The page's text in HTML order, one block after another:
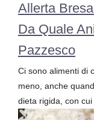
Allerta
Da Quale
Pazzesco
Ci sono alimenti di
meno, anche
dieta rigida, con